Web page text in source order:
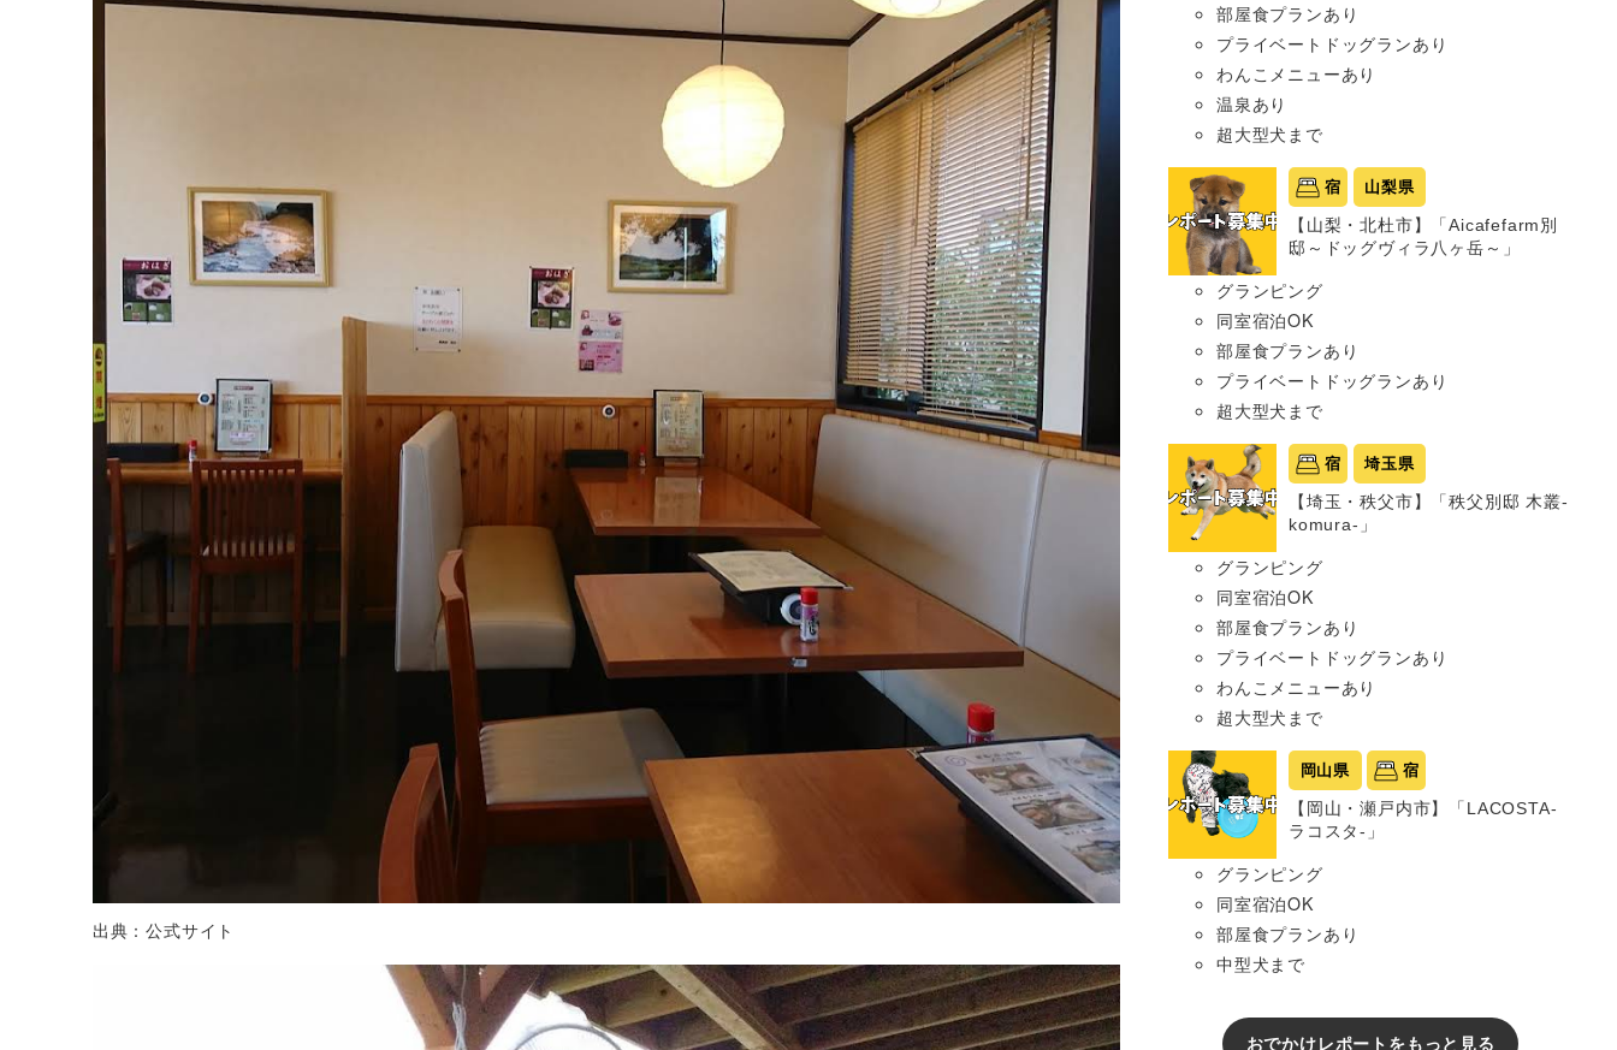
出典：公式サイト
部屋食プランあり
プライベートドッグランあり
わんこメニューあり
温泉あり
超大型犬まで
宿 山梨県
【山梨・北杜市】「Aicafefarm別
邸～ドッグヴィラ八ヶ岳～」
グランピング
同室宿泊OK
部屋食プランあり
プライベートドッグランあり
超大型犬まで
宿 埼玉県
【埼玉・秩父市】「秩父別邸 木叢-
komura-」
グランピング
同室宿泊OK
部屋食プランあり
プライベートドッグランあり
わんこメニューあり
超大型犬まで
岡山県 宿
【岡山・瀬戸内市】「LACOSTA-
ラコスタ-」
グランピング
同室宿泊OK
部屋食プランあり
中型犬まで
おでかけレポートをもっと見る